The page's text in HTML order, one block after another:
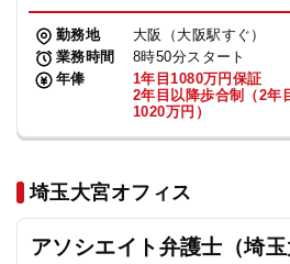
勤務地
大阪（大阪駅すぐ）
業務時間
8時50分スタート
年俸
1年目1080万円保証
2年目以降歩合制（2年
1020万円）
埼玉大宮オフィス
アソシエイト弁護士（埼玉
TikTok受賞 定義集